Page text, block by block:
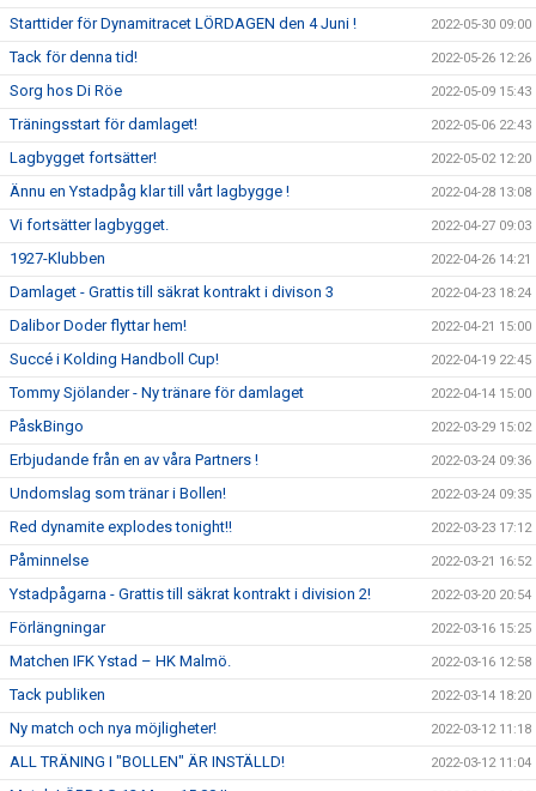
Starttider för Dynamitracet LÖRDAGEN den 4 Juni ! 2022-05-30 09:00
Tack för denna tid! 2022-05-26 12:26
Sorg hos Di Röe 2022-05-09 15:43
Träningsstart för damlaget! 2022-05-06 22:43
Lagbygget fortsätter! 2022-05-02 12:20
Ännu en Ystadpåg klar till vårt lagbygge ! 2022-04-28 13:08
Vi fortsätter lagbygget. 2022-04-27 09:03
1927-Klubben 2022-04-26 14:21
Damlaget - Grattis till säkrat kontrakt i divison 3 2022-04-23 18:24
Dalibor Doder flyttar hem! 2022-04-21 15:00
Succé i Kolding Handboll Cup! 2022-04-19 22:45
Tommy Sjölander - Ny tränare för damlaget 2022-04-14 15:00
PåskBingo 2022-03-29 15:02
Erbjudande från en av våra Partners ! 2022-03-24 09:36
Undomslag som tränar i Bollen! 2022-03-24 09:35
Red dynamite explodes tonight!! 2022-03-23 17:12
Påminnelse 2022-03-21 16:52
Ystadpågarna - Grattis till säkrat kontrakt i division 2! 2022-03-20 20:54
Förlängningar 2022-03-16 15:25
Matchen IFK Ystad – HK Malmö. 2022-03-16 12:58
Tack publiken 2022-03-14 18:20
Ny match och nya möjligheter! 2022-03-12 11:18
ALL TRÄNING I "BOLLEN" ÄR INSTÄLLD! 2022-03-12 11:04